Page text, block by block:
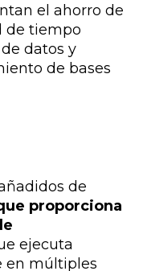
el ahorro de
de tiempo
datos y
de bases
de
proporciona
ejecuta
en múltiples